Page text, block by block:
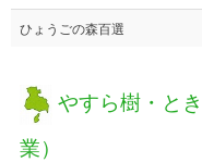
ひょうごの森百選
業）